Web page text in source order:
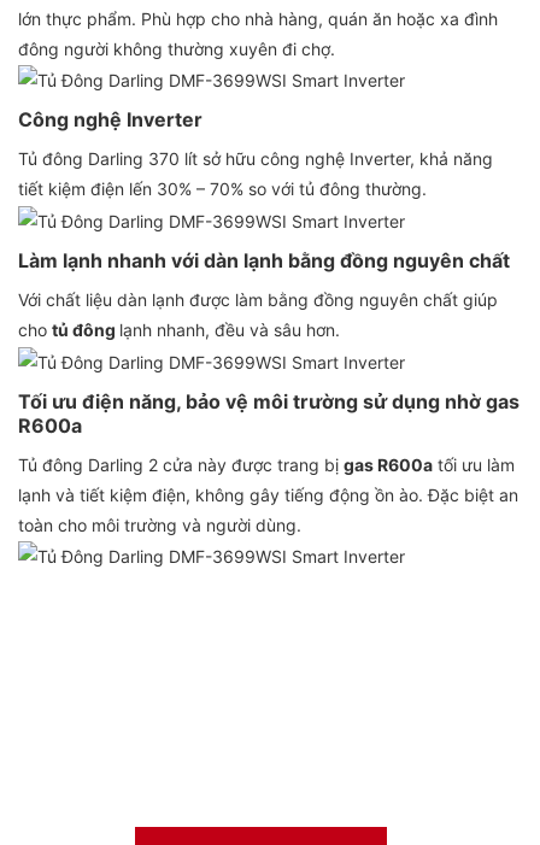
lớn thực phẩm. Phù hợp cho nhà hàng, quán ăn hoặc xa đình
đông người không thường xuyên đi chợ.
Công nghệ Inverter
Tủ đông Darling 370 lít sở hữu công nghệ Inverter, khả năng
tiết kiệm điện lến 30% – 70% so với tủ đông thường.
Làm lạnh nhanh với dàn lạnh bằng đồng nguyên chất
Với chất liệu dàn lạnh được làm bằng đồng nguyên chất giúp
cho tủ đông lạnh nhanh, đều và sâu hơn.
Tối ưu điện năng, bảo vệ môi trường sử dụng nhờ gas
R600a
Tủ đông Darling 2 cửa này được trang bị gas R600a tối ưu làm
lạnh và tiết kiệm điện, không gây tiếng động ồn ào. Đặc biệt an
toàn cho môi trường và người dùng.